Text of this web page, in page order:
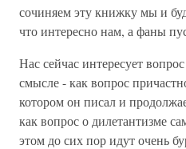
сочиняем эту книжку мы и
что интересно нам, а фаны
Нас сейчас интересует
смысле - как вопрос
котором он писал и
как вопрос о дилетантизме
этом до сих пор идут очень